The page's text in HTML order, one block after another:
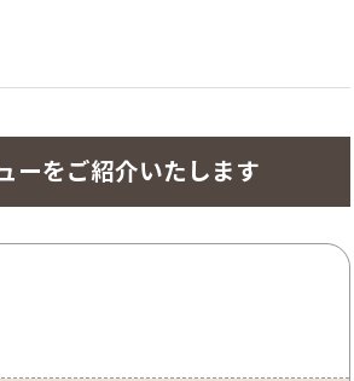
ーをご紹介いたします